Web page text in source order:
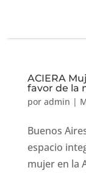
ACIERA
favor de la
por admin |
Buenos
espacio
mujer en la